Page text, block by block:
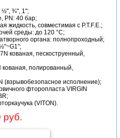
½", ¾", 1";
PN: 40 бар;
жидкость, совместимая с P.T.F.E.;
среды: до 120 °C;
органа: полнопроходный;
кованая, пескоструенный,
полированный,
(взрывобезопасное исполнение);
фторопласта VIRGIN
(VITON).
руб.